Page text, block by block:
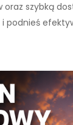
szybką
podnieś